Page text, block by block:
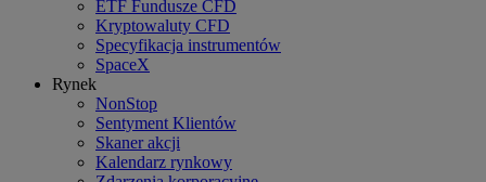
ETF Fundusze CFD
Kryptowaluty CFD
Specyfikacja instrumentów
SpaceX
Rynek
NonStop
Sentyment Klientów
Skaner akcji
Kalendarz rynkowy